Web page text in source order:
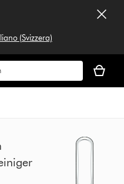
(Svizzera)
ist